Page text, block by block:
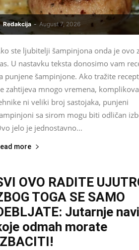
Redakcija - August 7, 2026
ste ljubitelji šampinjona onda je ovo
U nastavku teksta donosimo vam
punjene šampinjone. Ako tražite
zahtijeva mnogo vremena,
ni veliki broj sastojaka, punjeni
sa sirom mogu biti odličan
jelo je jednostavno...
more
OVO RADITE
TOGA SE SAMO
Jutarnje
odmah morate